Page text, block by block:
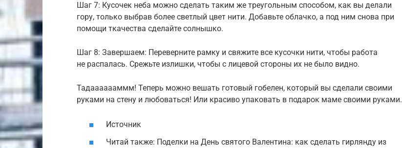
Шаг 7: Кусочек неба можно сделать таким же треугольным способом, как вы делали
гору, только выбрав более светлый цвет нити. Добавьте облачко, а под ним снова при
помощи ткачества сделайте солнышко.
Шаг 8: Завершаем: Переверните рамку и свяжите все кусочки нити, чтобы работа
не распалась. Срежьте излишки, чтобы с лицевой стороны их не было видно.
Тадааааааммм! Теперь можно вешать готовый гобелен, который вы сделали своими
руками на стену и любоваться! Или красиво упаковать в подарок маме своими руками.
Источник
Читай также: Поделки на День святого Валентина: как сделать гирлянду из